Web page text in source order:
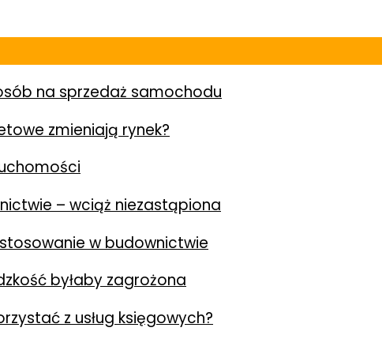
na sprzedaż samochodu
zmieniają rynek?
– wciąż niezastąpiona
w budownictwie
byłaby zagrożona
z usług księgowych?